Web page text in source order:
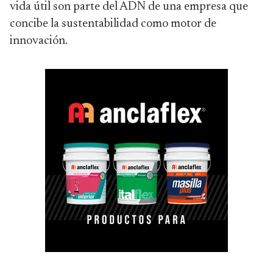
vida útil son parte del ADN de una empresa que
concibe la sustentabilidad como motor de
innovación.